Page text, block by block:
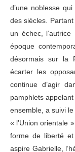
d’une noblesse
des siècles.
un échec,
époque
désormais sur la
écarter les
continue d’agir
pamphlets
ensemble, a suivi
« l’Union orientale
forme de liberté
aspire Gabrielle,